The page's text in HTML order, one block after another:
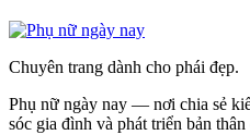
Chuyên trang dành cho phái đẹp.
Phụ nữ ngày nay — nơi chia sẻ
sóc gia đình và phát triển bản